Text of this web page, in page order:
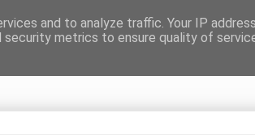
and to analyze traffic. Your IP
metrics to ensure quality of